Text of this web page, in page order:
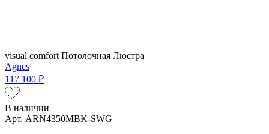
visual comfort Потолочная Люстра
Agnes
117 100 ₽
В наличии
Арт. ARN4350MBK-SWG